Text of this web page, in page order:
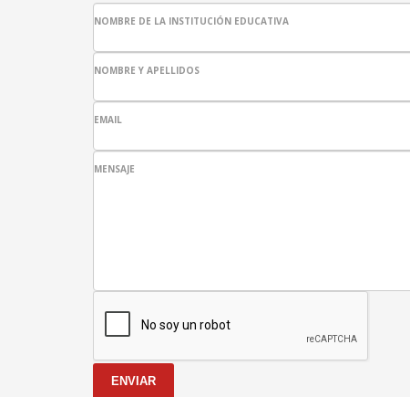
NOMBRE DE LA INSTITUCIÓN EDUCATIVA
NOMBRE Y APELLIDOS
EMAIL
MENSAJE
ENVIAR